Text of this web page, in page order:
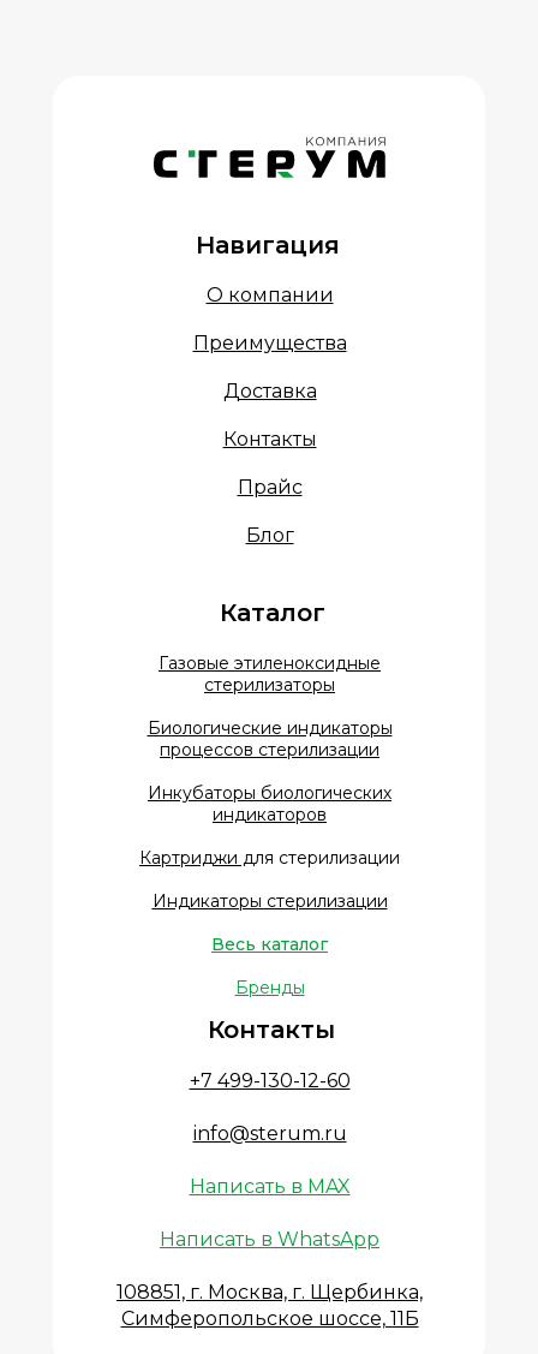
О компании
Преимущества
Доставка
Контакты
Прайс
Блог
+7 499-130-12-60
info@sterum.ru
Написать в MAX
Написать в WhatsApp
108851, г. Москва, г. Щербинка,
Симферопольское шоссе, 11Б
Навигация
Контакты
Каталог
Газовые этиленоксидные
стерилизаторы
Биологические индикаторы
процессов стерилизации
Инкубаторы биологических
индикаторов
Картриджи для стерилизации
Индикаторы стерилизации
Весь каталог
Бренды